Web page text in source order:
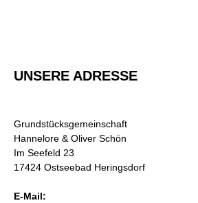
UNSERE ADRESSE
Grundstücksgemeinschaft
Hannelore & Oliver Schön
Im Seefeld 23
17424 Ostseebad Heringsdorf
E-Mail: